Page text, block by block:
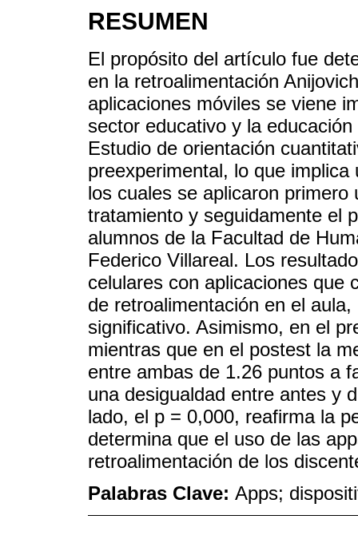
RESUMEN
El propósito del artículo fue
en la retroalimentación
aplicaciones móviles se viene
sector educativo y la
Estudio de orientación
preexperimental, lo que
los cuales se aplicaron
tratamiento y seguidamente el
alumnos de la Facultad de
Federico Villareal. Los
celulares con aplicaciones que
de retroalimentación en el
significativo. Asimismo, en el
mientras que en el postest la
entre ambas de 1.26 puntos a
una desigualdad entre antes y
lado, el p = 0,000, reafirma la
determina que el uso de las
retroalimentación de los
Palabras Clave: Apps;